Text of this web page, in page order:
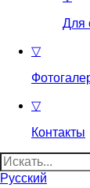
Для
▽
▽
Контакты
Найти:
Русский